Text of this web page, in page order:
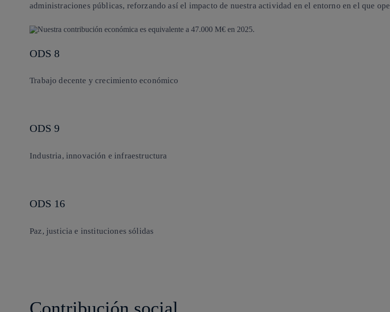
administraciones públicas, reforzando así el impacto de nuestra actividad en el entorno en el que
ODS 8
Trabajo decente y crecimiento económico
ODS 9
Industria, innovación e infraestructura
ODS 16
Paz, justicia e instituciones sólidas
Contribución social